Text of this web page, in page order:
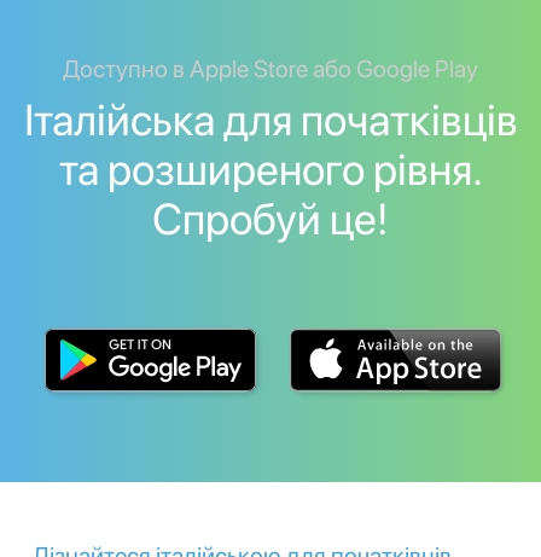
Доступно в Apple Store або Google Play
Італійська для початківців
та розширеного рівня.
Спробуй це!